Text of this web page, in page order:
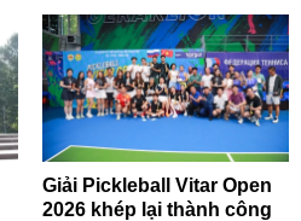
Giải Pickleball Vitar Open
2026 khép lại thành công